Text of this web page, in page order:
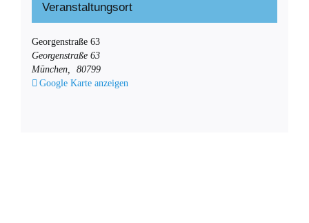
Veranstaltungsort
Georgenstraße 63
Georgenstraße 63
München,
80799
Google Karte anzeigen